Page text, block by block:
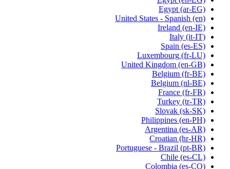
Egypt (ar-EG)
United States - Spanish (en)
Ireland (en-IE)
Italy (it-IT)
Spain (es-ES)
Luxembourg (fr-LU)
United Kingdom (en-GB)
Belgium (fr-BE)
Belgium (nl-BE)
France (fr-FR)
Turkey (tr-TR)
Slovak (sk-SK)
Philippines (en-PH)
Argentina (es-AR)
Croatian (hr-HR)
Portuguese - Brazil (pt-BR)
Chile (es-CL)
Colombia (es-CO)